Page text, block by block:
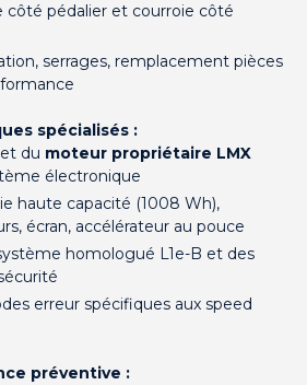
côté pédalier et courroie côté
serrages, remplacement pièces
spécialisés :
du moteur propriétaire LMX
électronique
haute capacité (1008 Wh),
écran, accélérateur au pouce
homologué L1e-B et des
erreur spécifiques aux speed
préventive :